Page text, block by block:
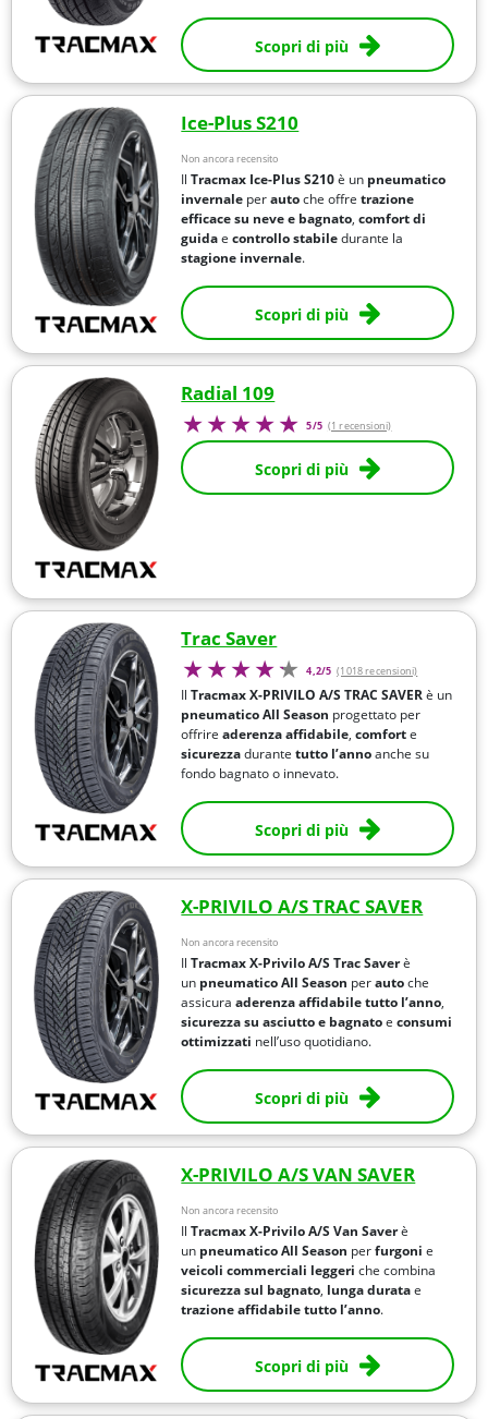
Scopri di più
Ice-Plus S210
Non ancora recensito
IlTracmax Ice-Plus S210è un pneumatico
invernale perautoche offretrazione
efficace su neve e bagnato,comfort di
guidaecontrollo stabiledurante la
stagione invernale.
Scopri di più
Radial 109
5/5 (1 recensioni)
Scopri di più
Trac Saver
4,2/5 (1018 recensioni)
IlTracmax X-PRIVILO A/S TRAC SAVERè un
pneumatico All Season progettato per
offrireaderenza affidabile,comforte
sicurezzadurante tutto l’annoanche su
fondo bagnato o innevato.
Scopri di più
X-PRIVILO A/S TRAC SAVER
Non ancora recensito
IlTracmax X-Privilo A/S Trac Saverè
un pneumatico All Season perautoche
assicuraaderenza affidabile tutto l’anno,
sicurezza su asciutto e bagnatoeconsumi
ottimizzati nell’uso quotidiano.
Scopri di più
X-PRIVILO A/S VAN SAVER
Non ancora recensito
IlTracmax X-Privilo A/S Van Saverè
un pneumatico All Season perfurgoni e
veicoli commerciali leggeri che combina
sicurezza sul bagnato, lunga duratae
trazione affidabiletutto l’anno.
Scopri di più